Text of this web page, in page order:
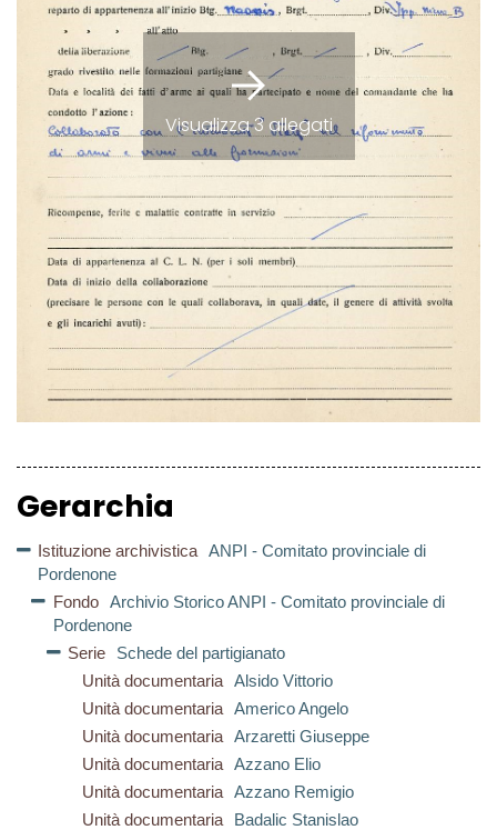
Visualizza 3 allegati
Gerarchia
Istituzione archivistica
ANPI - Comitato provinciale di
Pordenone
Fondo
Archivio Storico ANPI - Comitato provinciale di
Pordenone
Serie
Schede del partigianato
Unità documentaria
Alsido Vittorio
Unità documentaria
Americo Angelo
Unità documentaria
Arzaretti Giuseppe
Unità documentaria
Azzano Elio
Unità documentaria
Azzano Remigio
Unità documentaria
Badalic Stanislao